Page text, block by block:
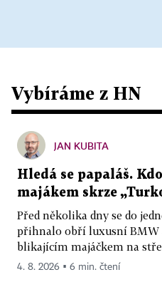
Vybíráme z HN
JAN KUBITA
Hledá se papaláš.
majákem skrze
Před několika dny se do
přihnalo obří luxusní BMW
blikajícím majáčkem na
4. 8. 2026 ▪ 6 min. čtení